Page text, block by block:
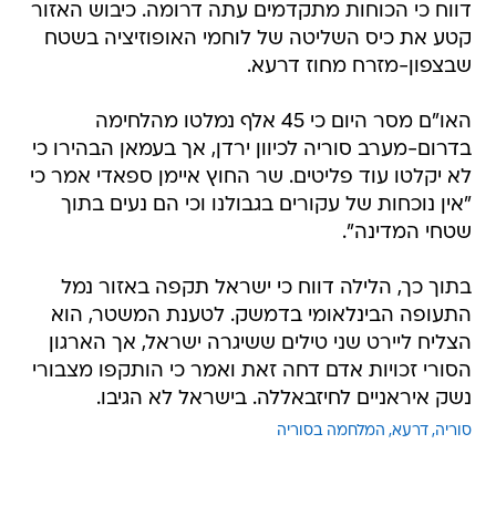
דווח כי הכוחות מתקדמים עתה דרומה. כיבוש האזור
קטע את כיס השליטה של לוחמי האופוזיציה בשטח
שבצפון-מזרח מחוז דרעא.
האו"ם מסר היום כי 45 אלף נמלטו מהלחימה
בדרום-מערב סוריה לכיוון ירדן, אך בעמאן הבהירו כי
לא יקלטו עוד פליטים. שר החוץ איימן ספאדי אמר כי
"אין נוכחות של עקורים בגבולנו וכי הם נעים בתוך
שטחי המדינה".
בתוך כך, הלילה דווח כי ישראל תקפה באזור נמל
התעופה הבינלאומי בדמשק. לטענת המשטר, הוא
הצליח ליירט שני טילים ששיגרה ישראל, אך הארגון
הסורי זכויות אדם דחה זאת ואמר כי הותקפו מצבורי
נשק איראניים לחיזבאללה. בישראל לא הגיבו.
סוריה דרעא המלחמה בסוריה